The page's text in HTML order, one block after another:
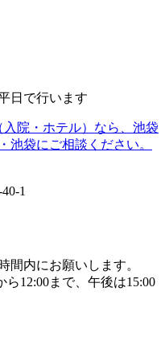
日で行います
1
間内にお願いします。
12:00まで、午後は15:00